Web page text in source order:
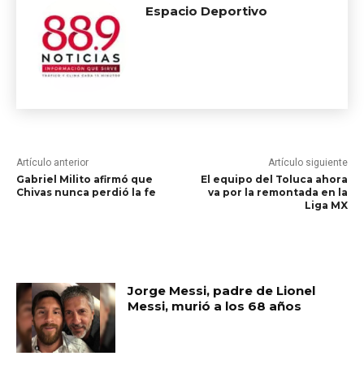
Espacio Deportivo
Artículo anterior
Gabriel Milito afirmó que
Chivas nunca perdió la fe
Artículo siguiente
El equipo del Toluca ahora
va por la remontada en la
Liga MX
Jorge Messi, padre de Lionel
Messi, murió a los 68 años